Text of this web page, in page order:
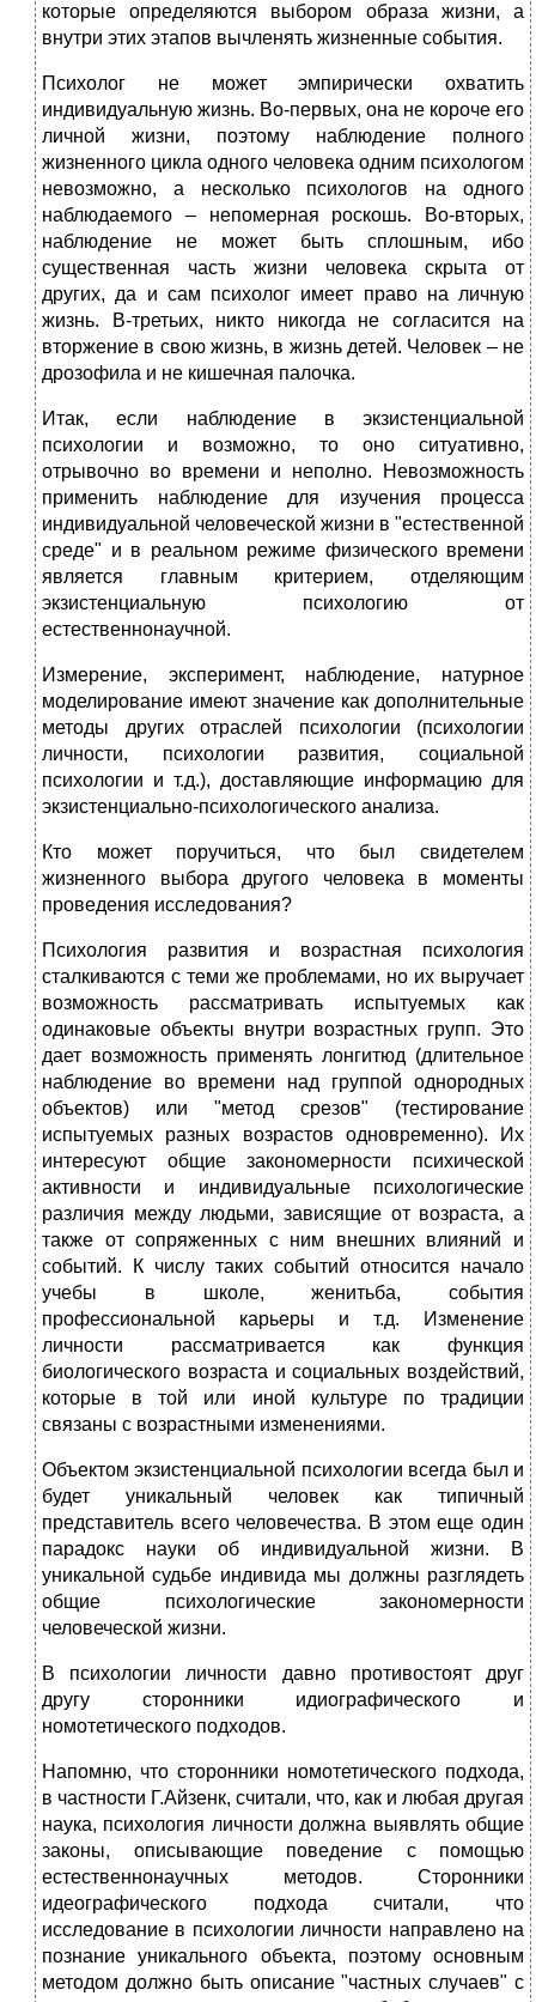
которые определяются выбором образа жизни, а
внутри этих этапов вычленять жизненные события.
Психолог не может эмпирически охватить
индивидуальную жизнь. Во-первых, она не короче его
личной жизни, поэтому наблюдение полного
жизненного цикла одного человека одним психологом
невозможно, а несколько психологов на одного
наблюдаемого – непомерная роскошь. Во-вторых,
наблюдение не может быть сплошным, ибо
существенная часть жизни человека скрыта от
других, да и сам психолог имеет право на личную
жизнь. В-третьих, никто никогда не согласится на
вторжение в свою жизнь, в жизнь детей. Человек – не
дрозофила и не кишечная палочка.
Итак, если наблюдение в экзистенциальной
психологии и возможно, то оно ситуативно,
отрывочно во времени и неполно. Невозможность
применить наблюдение для изучения процесса
индивидуальной человеческой жизни в "естественной
среде" и в реальном режиме физического времени
является главным критерием, отделяющим
экзистенциальную психологию от
естественнонаучной.
Измерение, эксперимент, наблюдение, натурное
моделирование имеют значение как дополнительные
методы других отраслей психологии (психологии
личности, психологии развития, социальной
психологии и т.д.), доставляющие информацию для
экзистенциально-психологического анализа.
Кто может поручиться, что был свидетелем
жизненного выбора другого человека в моменты
проведения исследования?
Психология развития и возрастная психология
сталкиваются с теми же проблемами, но их выручает
возможность рассматривать испытуемых как
одинаковые объекты внутри возрастных групп. Это
дает возможность применять лонгитюд (длительное
наблюдение во времени над группой однородных
объектов) или "метод срезов" (тестирование
испытуемых разных возрастов одновременно). Их
интересуют общие закономерности психической
активности и индивидуальные психологические
различия между людьми, зависящие от возраста, а
также от сопряженных с ним внешних влияний и
событий. К числу таких событий относится начало
учебы в школе, женитьба, события
профессиональной карьеры и т.д. Изменение
личности рассматривается как функция
биологического возраста и социальных воздействий,
которые в той или иной культуре по традиции
связаны с возрастными изменениями.
Объектом экзистенциальной психологии всегда был и
будет уникальный человек как типичный
представитель всего человечества. В этом еще один
парадокс науки об индивидуальной жизни. В
уникальной судьбе индивида мы должны разглядеть
общие психологические закономерности
человеческой жизни.
В психологии личности давно противостоят друг
другу сторонники идиографического и
номотетического подходов.
Напомню, что сторонники номотетического подхода,
в частности Г.Айзенк, считали, что, как и любая другая
наука, психология личности должна выявлять общие
законы, описывающие поведение с помощью
естественнонаучных методов. Сторонники
идеографического подхода считали, что
исследование в психологии личности направлено на
познание уникального объекта, поэтому основным
методом должно быть описание "частных случаев" с